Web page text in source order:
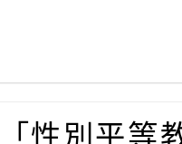
性別平等